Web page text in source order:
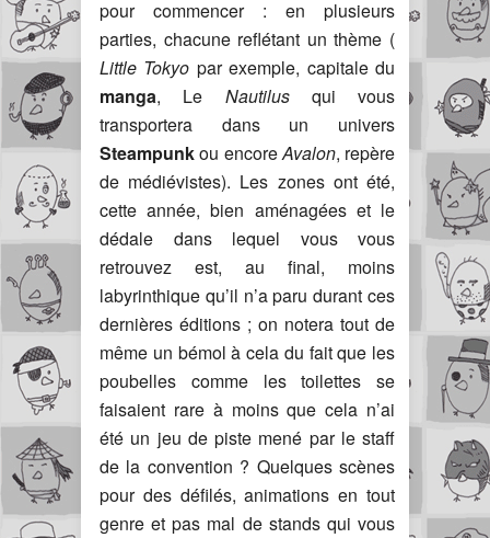
pour commencer : en plusieurs
parties, chacune reflétant un thème (
Little Tokyo par exemple, capitale du
manga, Le Nautilusqui vous
transportera dans un univers
Steampunkou encoreAvalon, repère
de médiévistes). Les zones ont été,
cette année, bien aménagées et le
dédale dans lequel vous vous
retrouvez est, au final, moins
labyrinthique qu’il n’a paru durant ces
dernières éditions ; on notera tout de
même un bémol à cela du fait que les
poubelles comme les toilettes se
faisaient rare à moins que cela n’ai
été un jeu de piste mené par le staff
de la convention ? Quelques scènes
pour des défilés, animations en tout
genre et pas mal de stands qui vous